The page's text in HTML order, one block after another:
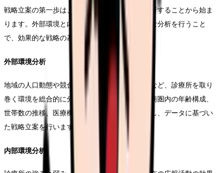
戦略立案の第一歩は、自院の現状を客観的に分析することから始ま
ります。外部環境と内部環境の両面から、詳細な分析を行うこと
で、効果的な戦略の基盤を築くことができます。
外部環境分析
地域の人口動態や競合状況、医療ニーズの変化など、診療所を取り
巻く環境を総合的に分析します。具体的には、商圏内の年齢構成、
世帯数の推移、医療機関の分布状況などを調査し、データに基づい
た戦略立案を行います。
内部環境分析